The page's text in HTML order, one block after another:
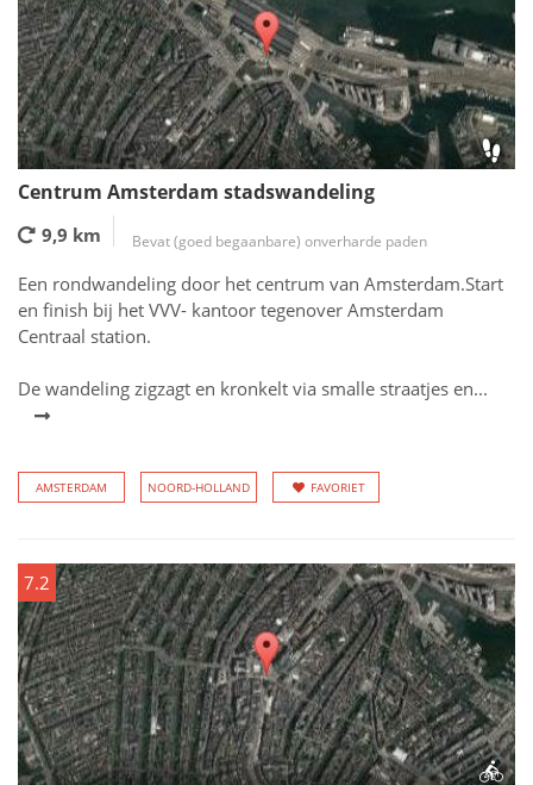
Centrum Amsterdam stadswandeling
9,9 km Bevat (goed begaanbare) onverharde paden
Een rondwandeling door het centrum van Amsterdam.Start
en finish bij het VVV- kantoor tegenover Amsterdam
Centraal station.
De wandeling zigzagt en kronkelt via smalle straatjes en...
AMSTERDAM NOORD-HOLLAND FAVORIET
7.2